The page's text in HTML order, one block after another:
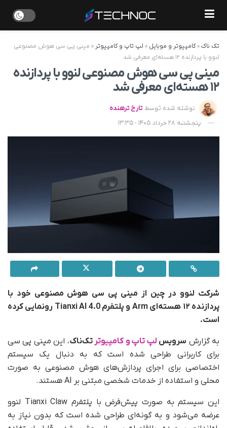
تک ناک»کامپیوتر و موبایل » لپ تاپ و کامپیوتر » مینی پی سی هوش مصنوعی
لنوو با پردازنده ۱۲ هسته‌‌ای معرفی شد
مینی پی سی هوش مصنوعی لنوو با پردازنده
۱۲ هسته‌‌ای معرفی شد
نوشته شده توسط تارخ ترهنده
پنجشنبه 28 خرداد 1405 - 13:35
شرکت لنوو در چین از مینی پی سی هوش مصنوعی خود با
پردازنده ۱۲ هسته‌‌ای Arm و پلتفرم Tianxi AI 4.0 رونمایی کرده
است.
به گزارش سرویس لپ تاپ و کامپیوترتک‌ناک، این مینی پی سی
برای کاربرانی طراحی شده است که به دنبال یک سیستم
اختصاصی برای اجرای پردازش‌های هوش مصنوعی به صورت
محلی و استفاده از خدمات شخصی مبتنی بر AI هستند.
این سیستم به صورت پیش‌فرض با پلتفرم Tianxi Claw لنوو
عرضه می‌شود و به گونه‌ای طراحی شده است که بدون نیاز به